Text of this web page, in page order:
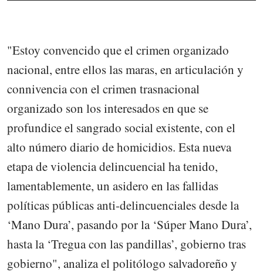
"Estoy convencido que el crimen organizado
nacional, entre ellos las maras, en articulación y
connivencia con el crimen trasnacional
organizado son los interesados en que se
profundice el sangrado social existente, con el
alto número diario de homicidios. Esta nueva
etapa de violencia delincuencial ha tenido,
lamentablemente, un asidero en las fallidas
políticas públicas anti-delincuenciales desde la
‘Mano Dura’, pasando por la ‘Súper Mano Dura’,
hasta la ‘Tregua con las pandillas’, gobierno tras
gobierno", analiza el politólogo salvadoreño y